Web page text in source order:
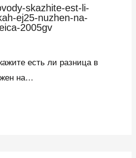
skazhite-est-li-
ej25-nuzhen-na-
2005gv
есть ли разница в
на…